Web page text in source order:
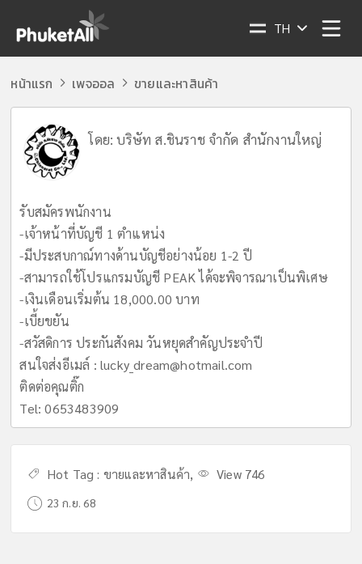
TH
หน้าแรก เพจออล ขายและหาสินค้า
โดย:บริษัท ส.ชินราช จำกัด สำนักงานใหญ่
รับสมัครพนักงาน
-เจ้าหน้าที่บัญชี 1 ตำแหน่ง
-มีประสบกาณ์ทางด้านบัญชีอย่างน้อย 1-2 ปี
-สามารถใช้โปรแกรมบัญชี PEAK ได้จะพิจารณาเป็นพิเศษ
-เงินเดือนเริ่มต้น 18,000.00 บาท
-เบี้ยขยัน
-สวัสดิการ ประกันสังคม วันหยุดสำคัญประจำปี
สนใจส่งอีเมล์ :lucky_dream@hotmail.com
ติดต่อคุณติ๊ก
Tel: 0653483909
Hot Tag : ขายและหาสินค้า, View 746
23 ก.ย. 68